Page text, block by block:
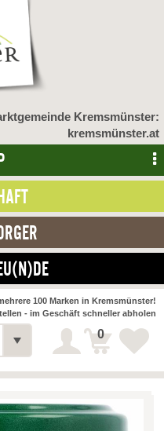
Kremsmünster:
kremsmünster.at
Alle Webseiten
100 Marken in Kremsmünster!
- im Geschäft schneller abholen
0
Detail
Detail